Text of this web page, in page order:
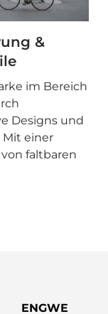
&
im Bereich
Designs und
Mit einer
faltbaren
ENGWE